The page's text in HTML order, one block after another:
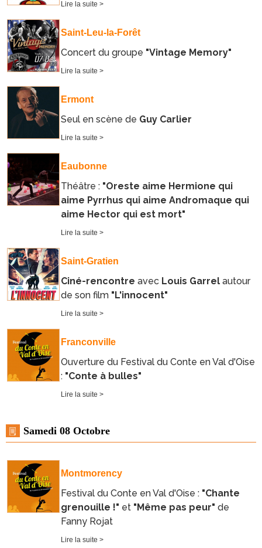
Lire la suite >
Saint-Leu-la-Forêt
Concert du groupe "Vintage Memory"
Lire la suite >
Ermont
Seul en scène de Guy Carlier
Lire la suite >
Eaubonne
Théâtre : "Oreste aime Hermione qui
aime Pyrrhus qui aime Andromaque qui
aime Hector qui est mort"
Lire la suite >
Saint-Gratien
Ciné-rencontre avec Louis Garrel autour
de son film "L'innocent"
Lire la suite >
Franconville
Ouverture du Festival du Conte en Val d'Oise
: "Conte à bulles"
Lire la suite >
Samedi 08 Octobre
Montmorency
Festival du Conte en Val d'Oise : "Chante
grenouille !" et "Même pas peur" de
Fanny Rojat
Lire la suite >